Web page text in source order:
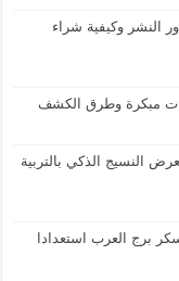
النشر وكيفية شراء
مبكرة وطرق الكشف
النسيج الذكي بالتربية
برج العرب استعدادا